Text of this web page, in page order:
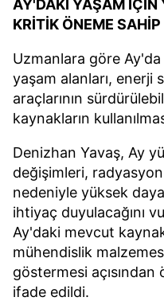
AY'DAKİ YAŞAM İÇİN
KRİTİK ÖNEME SAHİP
Uzmanlara göre Ay'da
yaşam alanları, enerji
araçlarının
kaynakların
Denizhan Yavaş, Ay
değişimleri,
nedeniyle yüksek
ihtiyaç duyulacağını
Ay'daki mevcut
mühendislik
göstermesi açısından
ifade edildi.